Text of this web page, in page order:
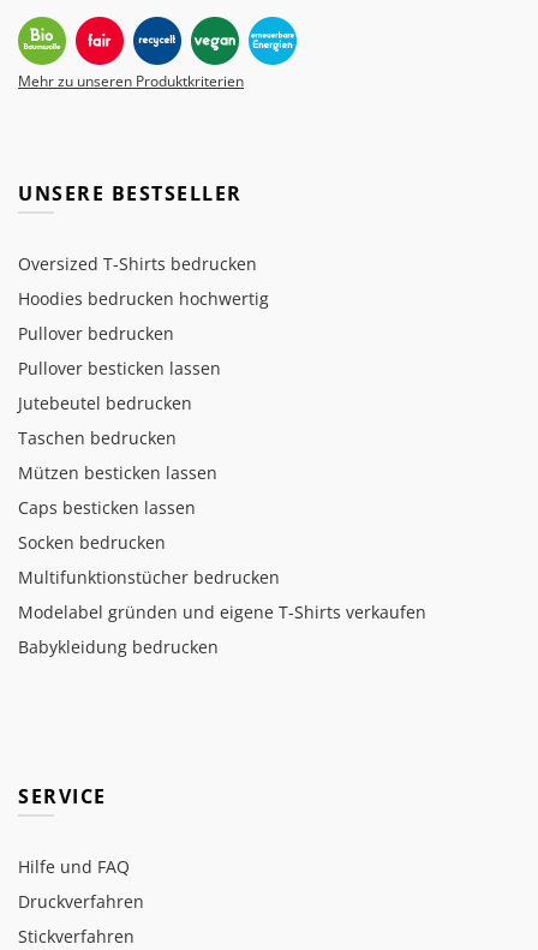
Mehr zu unseren Produktkriterien
UNSERE BESTSELLER
Oversized T-Shirts bedrucken
Hoodies bedrucken hochwertig
Pullover bedrucken
Pullover besticken lassen
Jutebeutel bedrucken
Taschen bedrucken
Mützen besticken lassen
Caps besticken lassen
Socken bedrucken
Multifunktionstücher bedrucken
Modelabel gründen und eigene T-Shirts verkaufen
Babykleidung bedrucken
SERVICE
Hilfe und FAQ
Druckverfahren
Stickverfahren